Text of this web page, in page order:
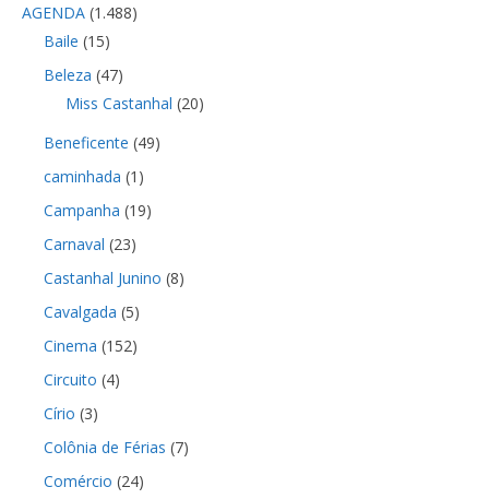
AGENDA(1.488)
Baile (15)
Beleza (47)
Miss Castanhal (20)
Beneficente (49)
caminhada (1)
Campanha (19)
Carnaval (23)
Castanhal Junino (8)
Cavalgada (5)
Cinema (152)
Circuito (4)
Círio (3)
Colônia de Férias (7)
Comércio (24)